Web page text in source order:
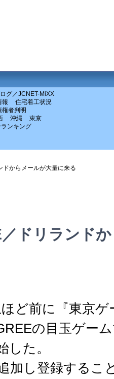
グ／JCNET-MiXX
報
住宅着工状況
権者判明
沖縄
東京
ンキング
ドからメールが大量に来る
ドリランド
ど前に『東京
の目玉ゲー
した。
加し登録するこ